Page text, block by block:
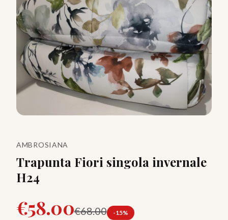
AMBROSIANA
Trapunta Fiori singola invernale
H24
€58.00€68.00 -15%